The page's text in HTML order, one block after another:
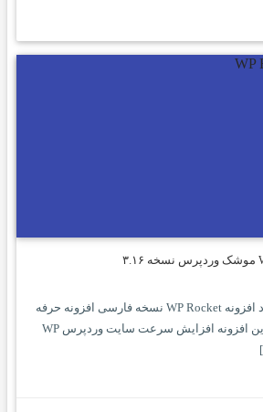
افزونه WP Rocket دانلود افزونه WP Rocket نسخه فارسی افزونه حرفه
ای موشک وردپرس بهترین افزونه افزایش سرعت سایت وردپرس WP